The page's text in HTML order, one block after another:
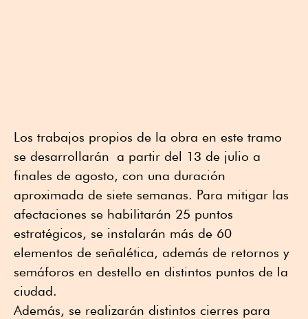
Los trabajos propios de la obra en este tramo
se desarrollarán a partir del 13 de julio a
finales de agosto, con una duración
aproximada de siete semanas. Para mitigar las
afectaciones se habilitarán 25 puntos
estratégicos, se instalarán más de 60
elementos de señalética, además de retornos y
semáforos en destello en distintos puntos de la
ciudad.
Además, se realizarán distintos cierres para